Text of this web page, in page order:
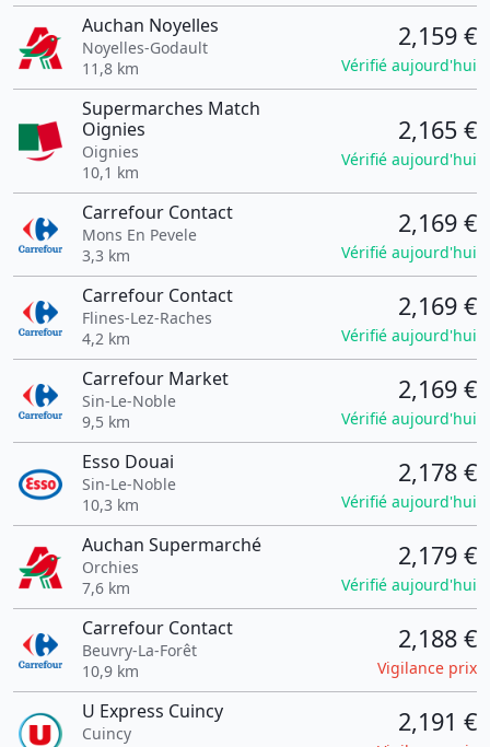
Auchan Noyelles
Noyelles-Godault
11,8 km
2,159 €
Vérifié aujourd'hui
Supermarches Match
Oignies
Oignies
10,1 km
2,165 €
Vérifié aujourd'hui
Carrefour Contact
Mons En Pevele
3,3 km
2,169 €
Vérifié aujourd'hui
Carrefour Contact
Flines-Lez-Raches
4,2 km
2,169 €
Vérifié aujourd'hui
Carrefour Market
Sin-Le-Noble
9,5 km
2,169 €
Vérifié aujourd'hui
Esso Douai
Sin-Le-Noble
10,3 km
2,178 €
Vérifié aujourd'hui
Auchan Supermarché
Orchies
7,6 km
2,179 €
Vérifié aujourd'hui
Carrefour Contact
Beuvry-La-Forêt
10,9 km
2,188 €
Vigilance prix
U Express Cuincy
Cuincy
2,191 €